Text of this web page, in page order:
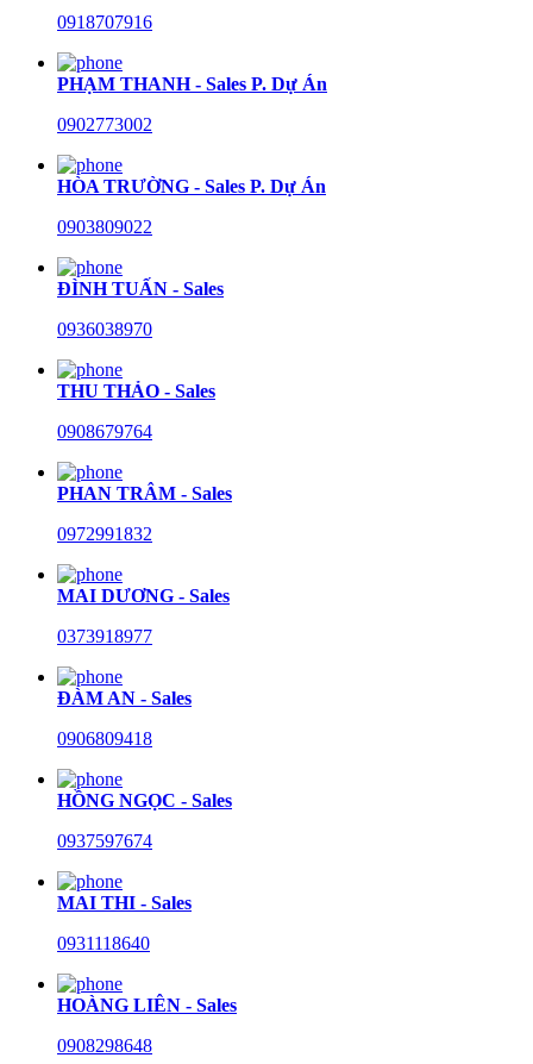
0918707916
PHẠM THANH - Sales P. Dự Án
0902773002
HÒA TRƯỜNG - Sales P. Dự Án
0903809022
ĐÌNH TUẤN - Sales
0936038970
THU THẢO - Sales
0908679764
PHAN TRÂM - Sales
0972991832
MAI DƯƠNG - Sales
0373918977
ĐÀM AN - Sales
0906809418
HỒNG NGỌC - Sales
0937597674
MAI THI - Sales
0931118640
HOÀNG LIÊN - Sales
0908298648